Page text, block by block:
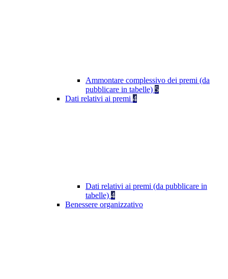
Ammontare complessivo dei premi (da
pubblicare in tabelle) 5
Dati relativi ai premi 4
Dati relativi ai premi (da pubblicare in
tabelle) 4
Benessere organizzativo